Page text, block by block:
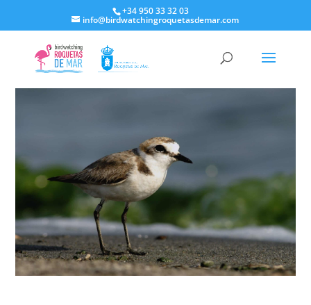
+34 950 33 32 03
info@birdwatchingroquetasdemar.com